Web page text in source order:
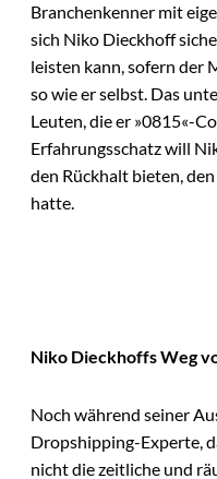
Branchenkenner mit
sich Niko Dieckhoff
leisten kann, sofern der
so wie er selbst. Das
Leuten, die er »0815«-
Erfahrungsschatz will
den Rückhalt bieten,
hatte.
Niko Dieckhoffs Weg
Noch während seiner
Dropshipping-Experte,
nicht die zeitliche und